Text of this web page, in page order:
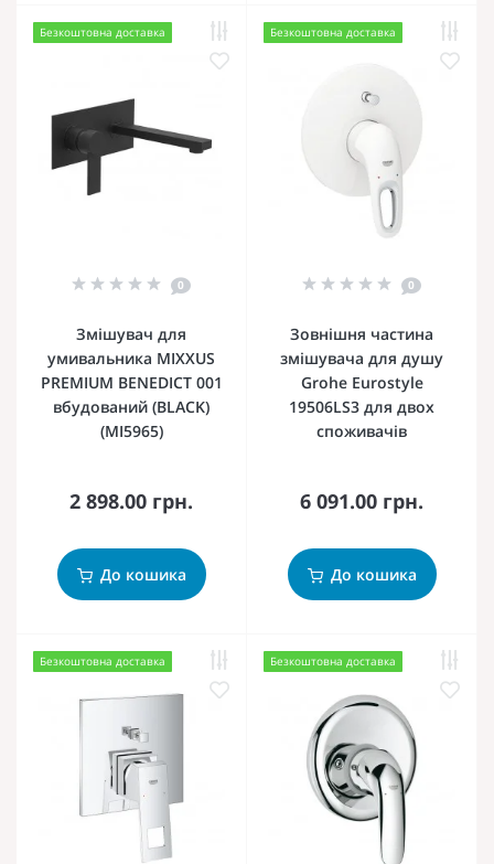
Безкоштовна доставка
0
Змішувач для
умивальника MIXXUS
PREMIUM BENEDICT 001
вбудований (BLACK)
(MI5965)
2 898.00 грн.
До кошика
Безкоштовна доставка
0
Зовнішня частина
змішувача для душу
Grohe Eurostyle
19506LS3 для двох
споживачів
6 091.00 грн.
До кошика
Безкоштовна доставка Безкоштовна доставка